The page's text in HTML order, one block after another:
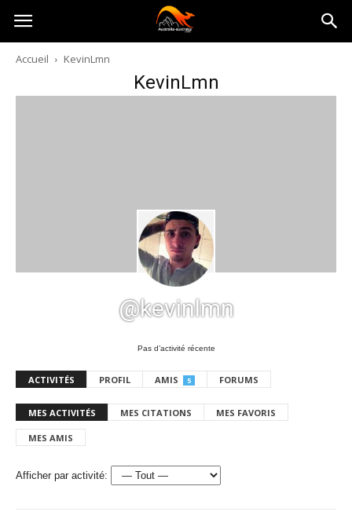
Australia-
australie.com
Accueil KevinLmn
KevinLmn
@kevinlmn
Pas d’activité récente
ACTIVITÉS PROFIL AMIS 5 FORUMS
MES ACTIVITÉS MES CITATIONS MES FAVORIS
MES AMIS
Afficher par activité: